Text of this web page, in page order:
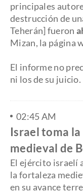
principales
destrucción de
Teherán] fueron
Mizan, la página
El informe no
ni los de su juicio.
02:45 AM
Israel toma
medieval de
El ejército israelí
la fortaleza
en su avance